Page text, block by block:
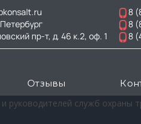
пр-т, д. 46 к.2, оф. 1
8
8
8
Отзывы
руководителей служб охраны